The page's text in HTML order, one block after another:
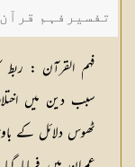
تفسیرفہم
فہم القرآن :
سبب دین میں
ٹھوس دلائل کے